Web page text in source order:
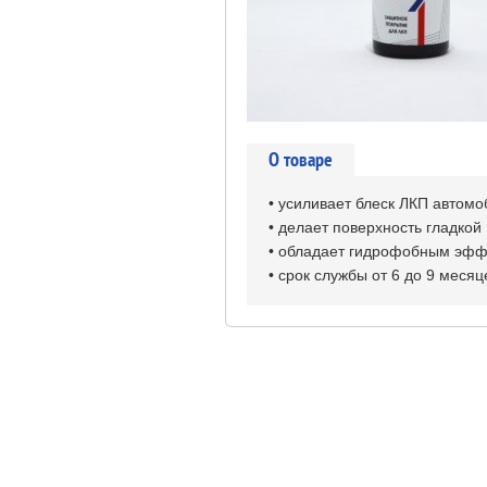
О товаре
• усиливает блеск ЛКП
• делает поверхность гладкой
• обладает гидрофобным
• срок службы от 6 до 9